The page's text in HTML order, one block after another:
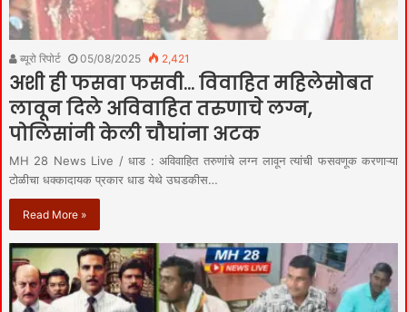
ब्यूरो रिपोर्ट 05/08/2025 2,421
अशी ही फसवा फसवी… विवाहित महिलेसोबत
लावून दिले अविवाहित तरुणाचे लग्न,
पोलिसांनी केली चौघांना अटक
MH 28 News Live / धाड : अविवाहित तरुणांचे लग्न लावून त्यांची फसवणूक करणाऱ्या
टोळीचा धक्कादायक प्रकार धाड येथे उघडकीस…
Read More »